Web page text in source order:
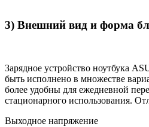
3) Внешний вид и форма
Зарядное устройство ноутбука
быть исполнено в множестве
более удобны для ежедневной
стационарного использования.
Выходное напряжение